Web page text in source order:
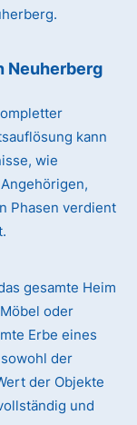
Neuherberg
kann
wie
Phasen verdient
gesamte Heim
oder
Erbe eines
der
der Objekte
und